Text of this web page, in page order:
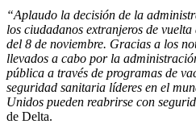
“Aplaudo la decisión de la
los ciudadanos extranjeros de
del 8 de noviembre. Gracias a los
llevados a cabo por la
pública a través de programas de
seguridad sanitaria líderes en el
Unidos pueden reabrirse con
de Delta.